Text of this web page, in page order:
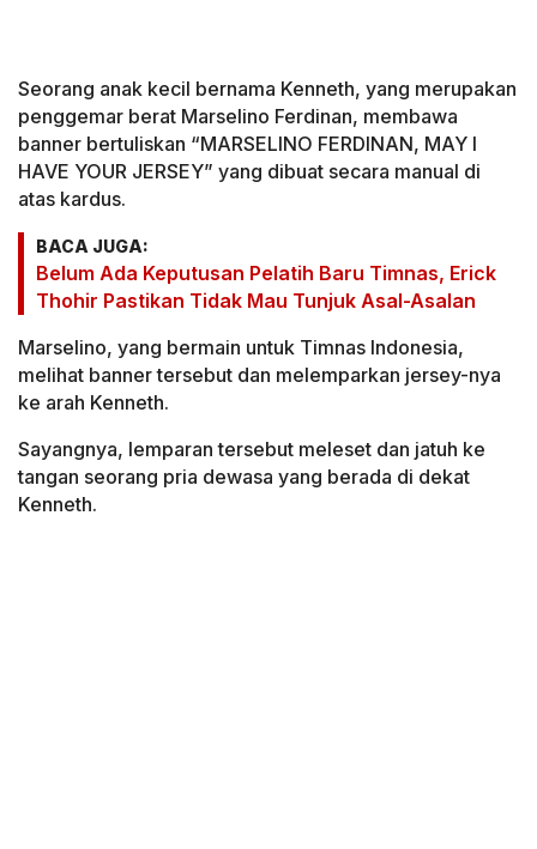
Seorang anak kecil bernama Kenneth, yang merupakan
penggemar berat Marselino Ferdinan, membawa
banner bertuliskan “MARSELINO FERDINAN, MAY I
HAVE YOUR JERSEY” yang dibuat secara manual di
atas kardus.
BACA JUGA:
Belum Ada Keputusan Pelatih Baru Timnas, Erick
Thohir Pastikan Tidak Mau Tunjuk Asal-Asalan
Marselino, yang bermain untuk Timnas Indonesia,
melihat banner tersebut dan melemparkan jersey-nya
ke arah Kenneth.
Sayangnya, lemparan tersebut meleset dan jatuh ke
tangan seorang pria dewasa yang berada di dekat
Kenneth.